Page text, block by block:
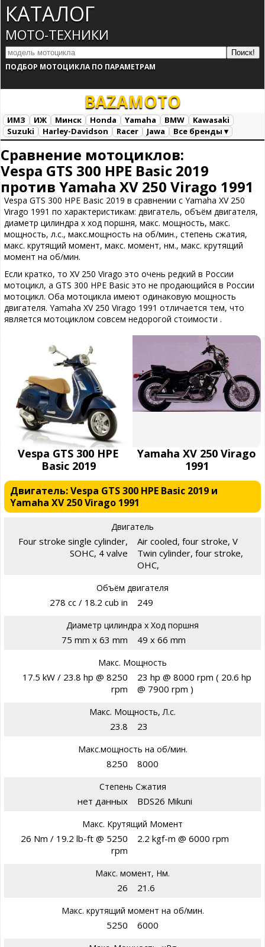
КАТАЛОГ
МОТО-ТЕХНИКИ
ПОДБОР МОТОЦИКЛА ПО ПАРАМЕТРАМ
BAZAMOTO
ИМЗ ИЖ Минск Honda Yamaha BMW
Kawasaki
Suzuki
Harley-Davidson Racer Jawa
Все бренды ▾
Сравнение мотоциклов:
Vespa GTS 300 HPE Basic 2019
против Yamaha XV 250 Virago 1991
Vespa GTS 300 HPE Basic 2019 в сравнении с Yamaha XV 250
Virago 1991 по характеристикам: двигатель, объём двигателя,
диаметр цилиндра х ход поршня, макс. мощность, макс.
мощность, л.с., макс.мощность на об/мин., степень сжатия,
макс. крутящий момент, макс. момент, нм., макс. крутящий
момент на об/мин.
Если кратко, то XV 250 Virago это очень редкий в России
мотоцикл, а GTS 300 HPE Basic это не продающийся в России
мотоцикл. Оба мотоцикла имеют одинаковую мощность
двигателя. Yamaha XV 250 Virago 1991 отличается тем, что
является мотоциклом совсем недорогой стоимости .
Vespa GTS 300 HPE
Basic 2019
Yamaha XV 250 Virago
1991
Двигатель: Vespa GTS 300 HPE Basic 2019 и
Yamaha XV 250 Virago 1991
Двигатель
Four stroke single cylinder,
SOHC, 4 valve
Air cooled, four stroke, V
Twin cylinder, four stroke,
OHC,
Объём двигателя
278 cc / 18.2 cub in 249
Диаметр цилиндра х Ход поршня
75 mm x 63 mm 49 x 66 mm
Макс. Мощность
17.5 kW / 23.8 hp @ 8250
rpm
23 hp @ 8000 rpm ( 20.6 hp
@ 7900 rpm )
Макс. Мощность, Л.с.
23.8 23
Макс.мощность на об/мин.
8250 8000
Степень Сжатия
нет данных BDS26 Mikuni
Макс. Крутящий Момент
26 Nm / 19.2 lb-ft @ 5250
rpm
2.2 kgf-m @ 6000 rpm
Макс. момент, Нм.
26 21.6
Макс. крутящий момент на об/мин.
5250 6000